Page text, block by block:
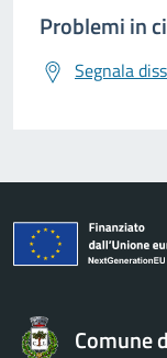
Problemi in
Segnala
Comune